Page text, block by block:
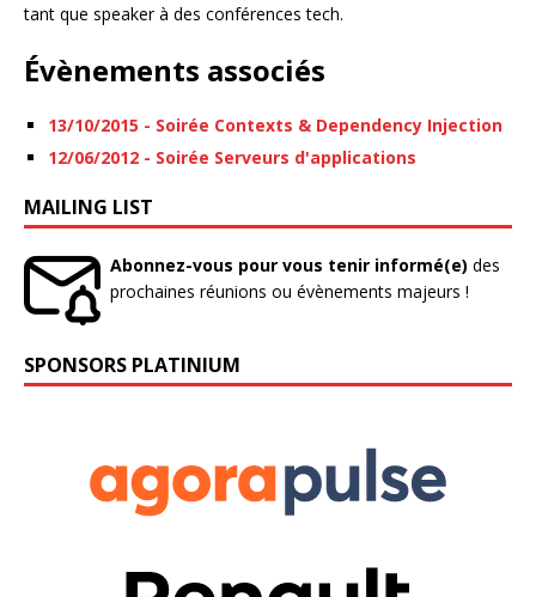
tant que speaker à des conférences tech.
Évènements associés
13/10/2015 - Soirée Contexts & Dependency Injection
12/06/2012 - Soirée Serveurs d'applications
MAILING LIST
Abonnez-vous pour vous tenir informé(e) des
prochaines réunions ou évènements majeurs !
SPONSORS PLATINIUM